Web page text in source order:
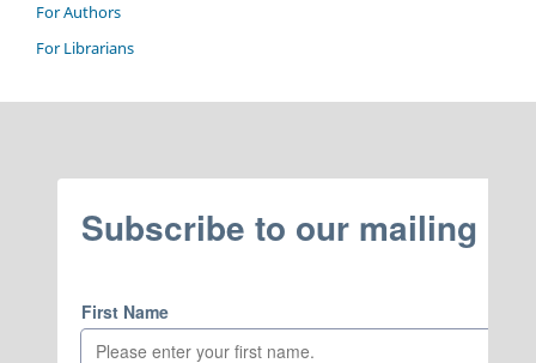
For Authors
For Librarians